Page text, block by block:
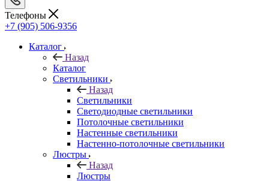
Телефоны
+7 (905) 506-9356
Каталог
Назад
Каталог
Светильники
Назад
Светильники
Светодиодные светильники
Потолочные светильники
Настенные светильники
Настенно-потолочные светильники
Люстры
Назад
Люстры